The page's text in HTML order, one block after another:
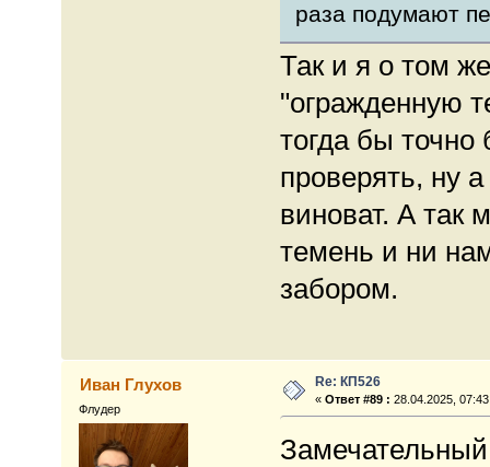
раза подумают
Так и я о том
"огражденную
тогда бы
проверять, ну
виноват. А так
темень и ни
забором.
Иван Глухов
Флудер
Re: КП526
«Ответ #89 : 28.04.2025,